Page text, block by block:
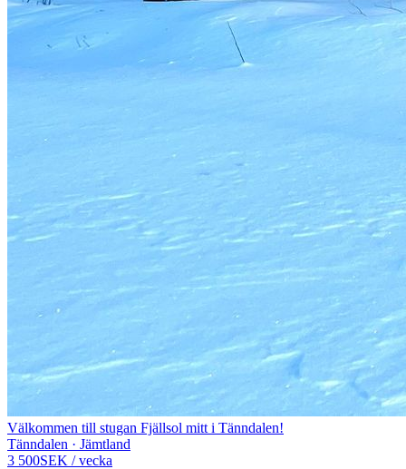
Välkommen till stugan Fjällsol mitt i Tänndalen!
Tänndalen · Jämtland
3 500SEK /vecka